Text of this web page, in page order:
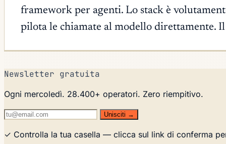
framework per agenti. Lo stack è
pilota le chiamate al modello direttamente.
Newsletter gratuita
Ogni mercoledì. 28.400+ operatori. Zero riempitivo.
Unisciti →
✓ Controlla la tua casella — clicca sul link di conferma